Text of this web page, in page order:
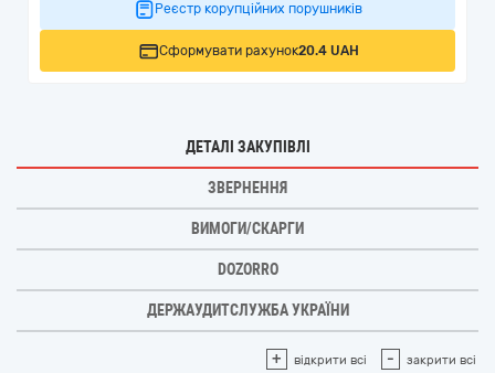
Реєстр корупційних порушників
Сформувати рахунок20.4 UAH
ДЕТАЛІ ЗАКУПІВЛІ
ЗВЕРНЕННЯ
ВИМОГИ/СКАРГИ
DOZORRO
ДЕРЖАУДИТСЛУЖБА УКРАЇНИ
+ відкрити всі - закрити всі